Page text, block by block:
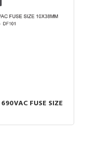
FUSE SIZE